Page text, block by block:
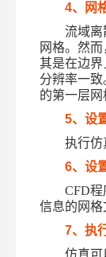
4、网
流域离
网格。然
其是在边
分辨率一
的第一层
5、设
执行仿
6、设
CFD程
信息的网格
7、执
仿真可